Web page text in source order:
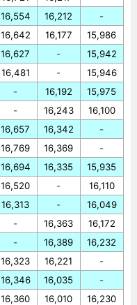
16,554
16,642
16,627
16,481
-
-
16,657
16,769
16,694
16,520
16,313
-
-
16,323
16,346
16,360
16,212
16,177
-
-
16,192
16,243
16,342
16,369
16,335
-
-
16,363
16,389
16,221
16,035
16,010
-
15,986
15,942
15,946
15,975
16,100
-
-
15,935
16,110
16,049
16,172
16,232
-
-
16,230